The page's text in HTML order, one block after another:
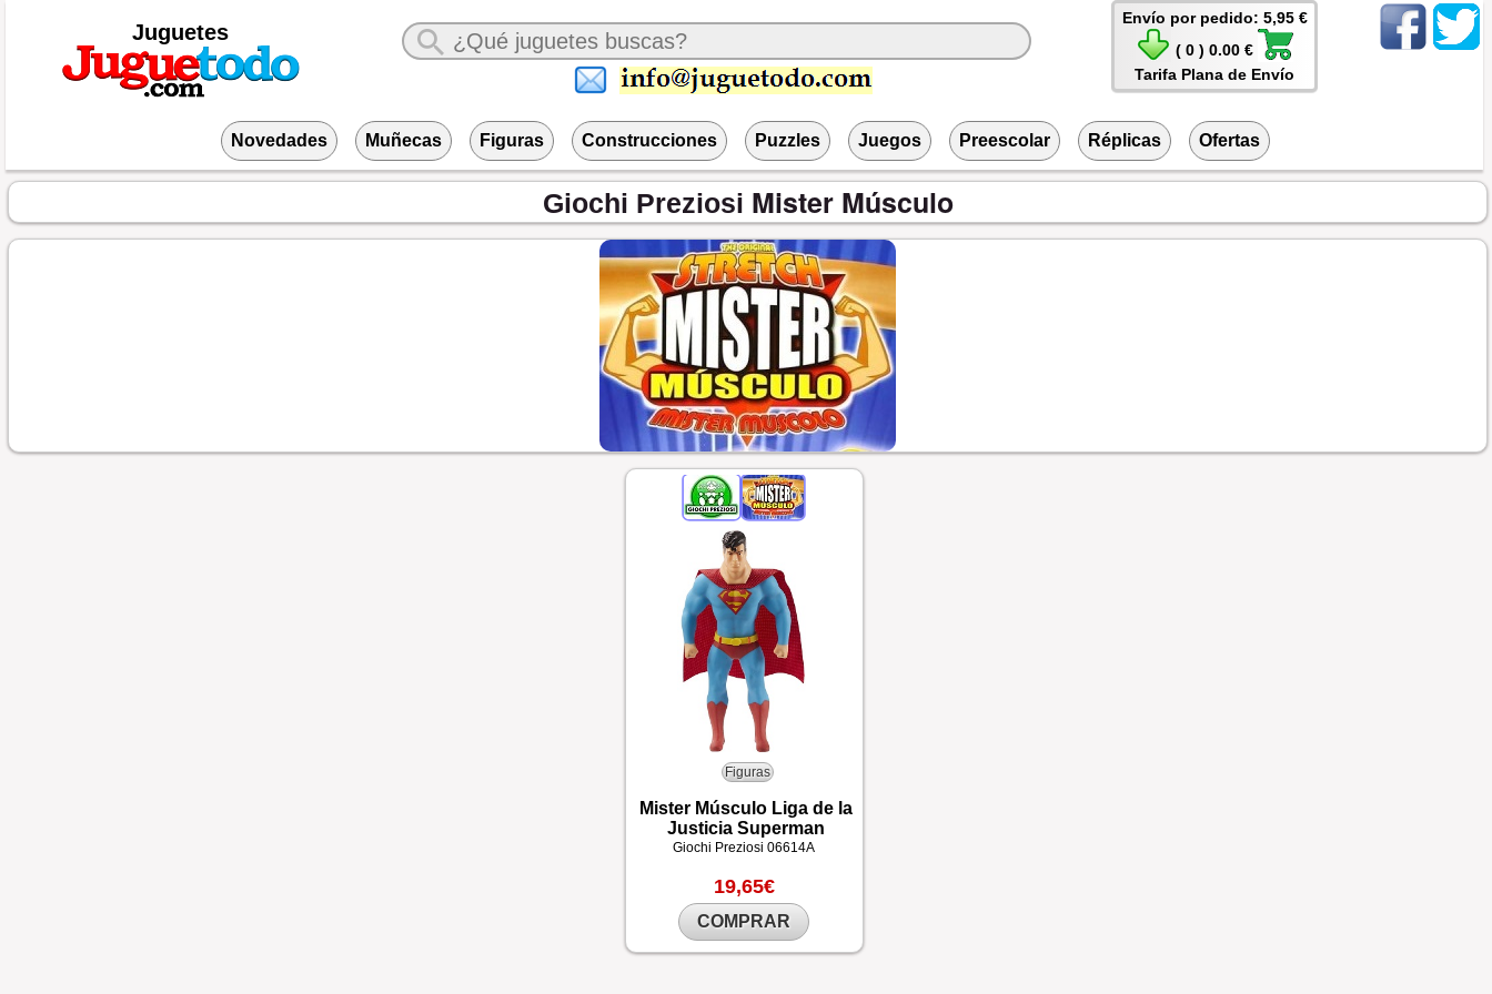
Juguetes
Envío por pedido: 5,95 €
( 0 ) 0.00 €
Tarifa Plana de Envío
Novedades Muñecas Figuras Construcciones Puzzles Juegos Preescolar Réplicas Ofertas
Giochi Preziosi Mister Músculo
Figuras
Mister Músculo Liga de la
Justicia Superman
Giochi Preziosi06614A
19,65€
COMPRAR